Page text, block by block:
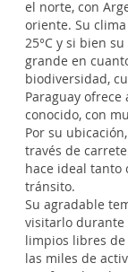
el norte, con
oriente. Su
25°C y si bien
grande en
biodiversidad,
Paraguay
conocido, con
Por su
través de
hace ideal tanto
tránsito.
Su agradable
visitarlo durante
limpios libres
las miles de